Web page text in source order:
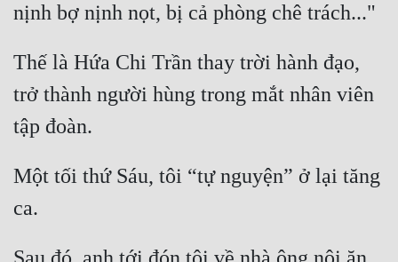
Võ Hiệp
Võng Du
Xuyên Không
Xuyên Nhanh
Xuyên Sách
Xuyên Thư
nịnh bợ nịnh nọt, bị cả phòng chê trách..."
Thế là Hứa Chi Trần thay trời hành đạo,
trở thành người hùng trong mắt nhân viên
tập đoàn.
Một tối thứ Sáu, tôi “tự nguyện” ở lại tăng
ca.